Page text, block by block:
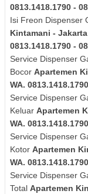
0813.1418.1790 -
Isi Freon Dispenser
Kintamani -
0813.1418.1790 -
Service Dispenser
Bocor Apartemen
WA.
Service Dispenser
Keluar Apartemen
WA.
Service Dispenser
Kotor Apartemen
WA.
Service Dispenser
Total Apartemen